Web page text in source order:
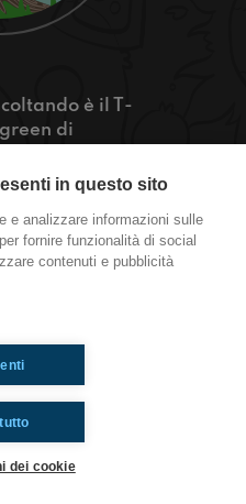
è il T-
di
del nautilo, un
di anni nei mari
in questo sito
e analizzare informazioni sulle
fornire funzionalità di social
contenuti e pubblicità
dei cookie